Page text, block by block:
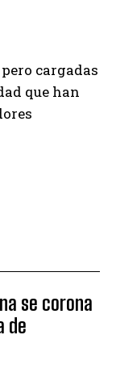
cargadas
que han
se corona
de